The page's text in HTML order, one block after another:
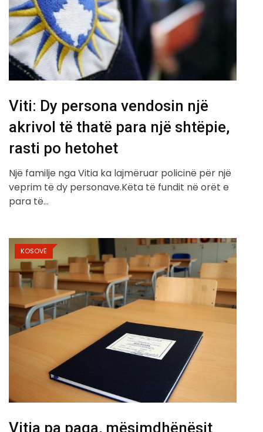
Viti: Dy persona vendosin një
akrivol të thatë para një shtëpie,
rasti po hetohet
Një familje nga Vitia ka lajmëruar policinë për një
veprim të dy personave.Këta të fundit në orët e
para të…
KOSOVË
Vitia pa paga, mësimdhënësit